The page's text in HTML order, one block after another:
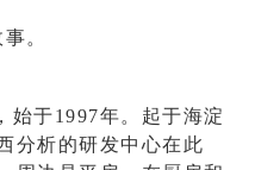
。
始于1997年。起于海淀
分析的研发中心在此